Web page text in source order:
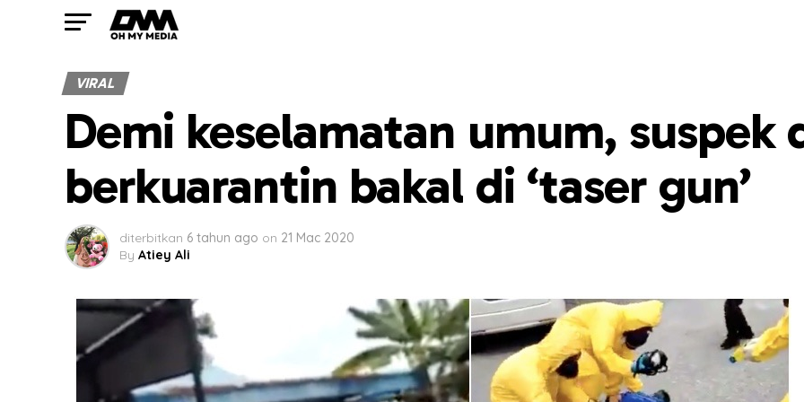
VIRAL
Demi keselamatan umum, suspek
berkuarantin bakal di ‘taser gun’
diterbitkan 6 tahun ago on 21 Mac 2020
By Atiey Ali